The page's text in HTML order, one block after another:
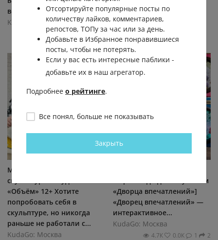
всего...
KudaGo: Москва
6.2К 0.0К 0 7
Мастер-класс по
скульптуре в студии
«Объём» 12+ Хотите
попробовать себя в
скульптуре, но никогда
раньше не работали с...
KudaGo: Москва
миров под одним куполом
«Дворца впечатлений»]
«Дворец впечатлений» —
интерактивное...
KudaGo: Москва
4.7К 0.0К 1 2
Отсортируйте популярные посты по
количеству лайков, комментариев,
репостов, ТОПу за час или за день.
Добавьте в Избранное понравившиеся
посты, чтобы не потерять.
Если у вас есть интересные паблики -
добавьте их в наш агрегатор.
Подробнее о рейтинге.
Все понял, больше не показывать
Закрыть